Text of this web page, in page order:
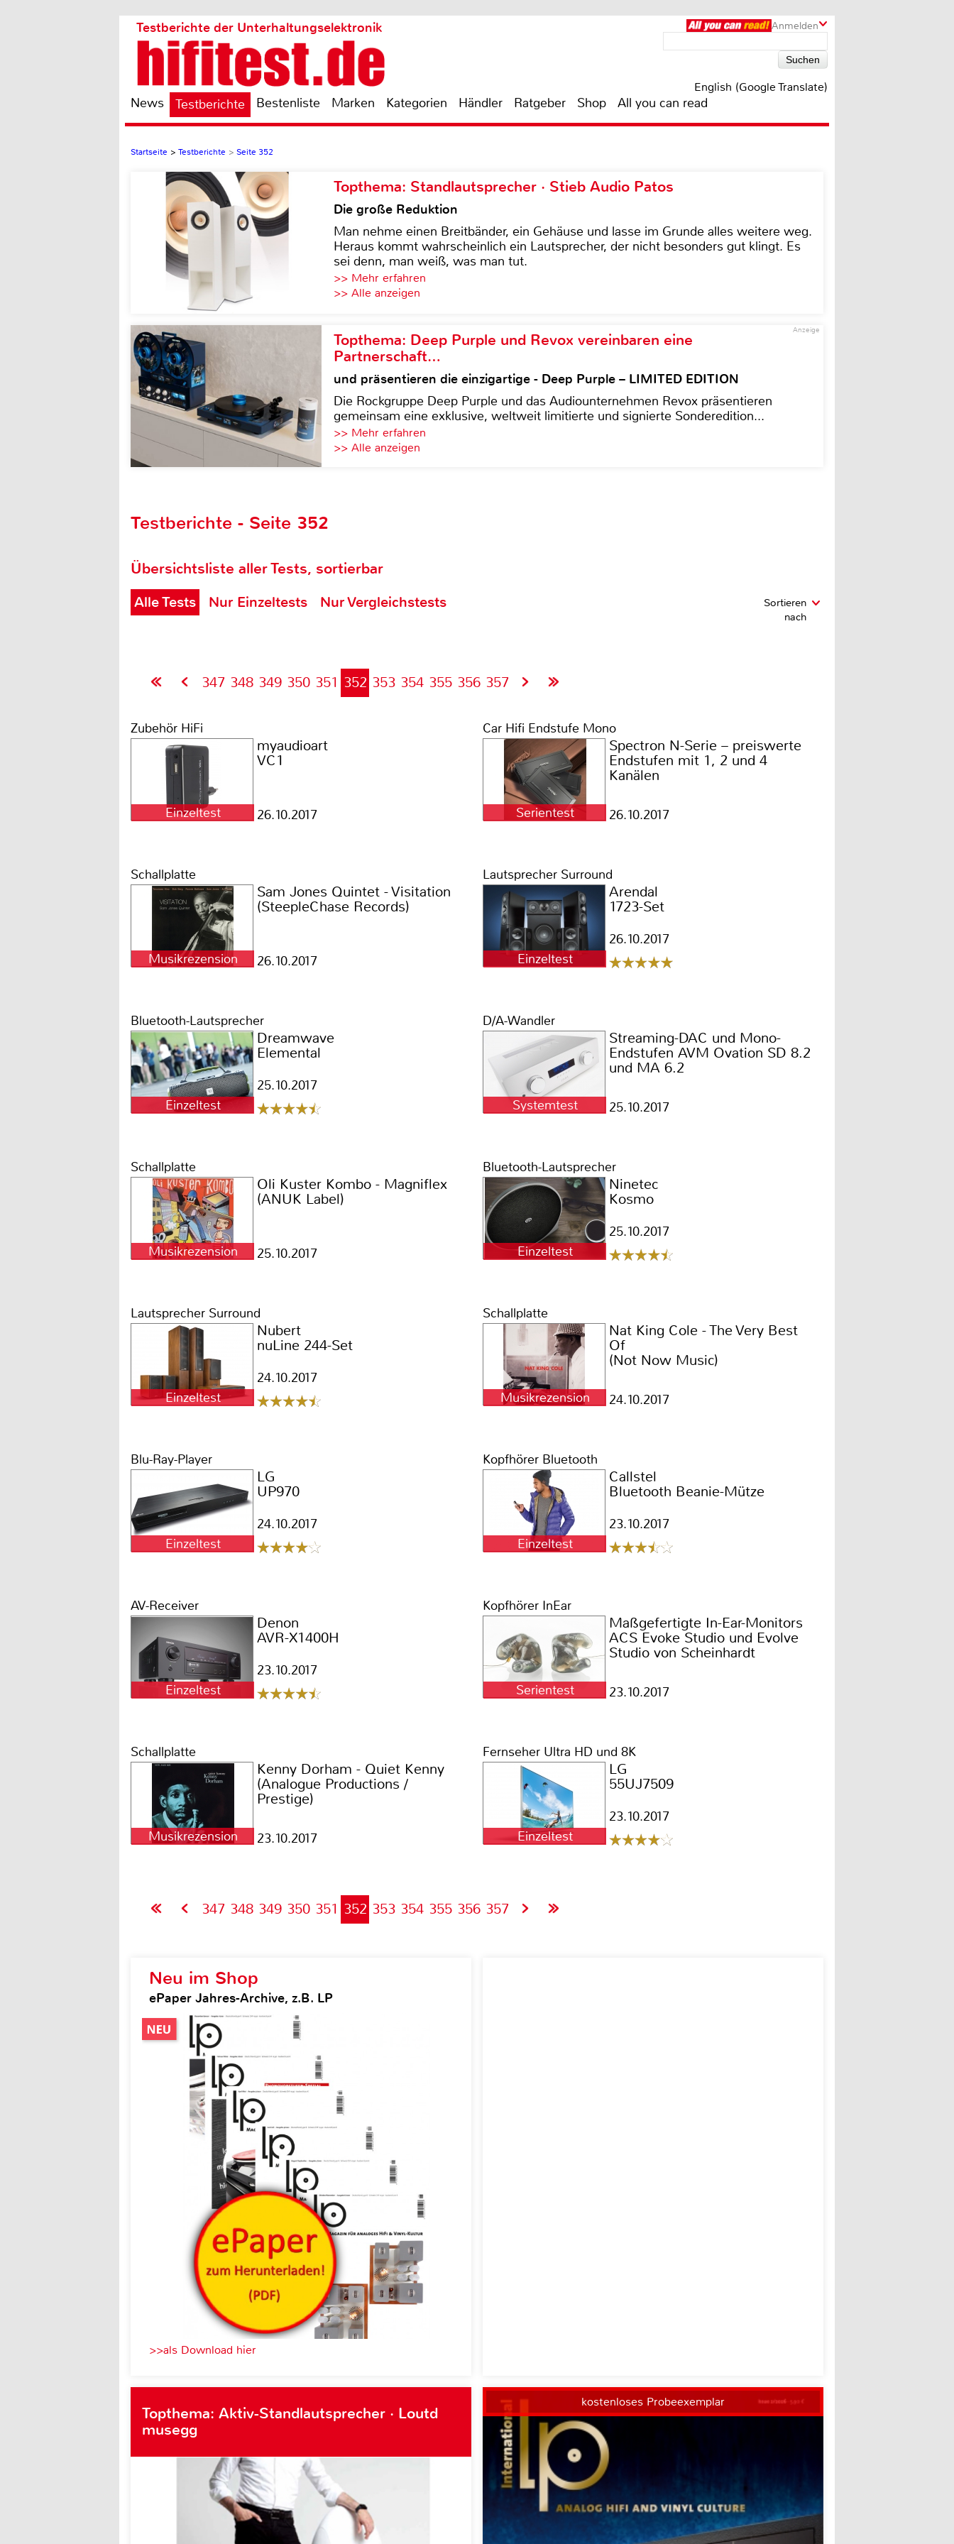
Anmelden
Testberichte der Unterhaltungselektronik
English (Google Translate)
News Testberichte Bestenliste Marken Kategorien Händler Ratgeber Shop All you can read
Startseite > Testberichte > Seite 352
Topthema: Standlautsprecher · Stieb Audio Patos
Die große Reduktion
Man nehme einen Breitbänder, ein Gehäuse und lasse im Grunde alles weitere weg.
Heraus kommt wahrscheinlich ein Lautsprecher, der nicht besonders gut klingt. Es
sei denn, man weiß, was man tut.
>> Mehr erfahren
>> Alle anzeigen
Anzeige
Topthema: Deep Purple und Revox vereinbaren eine
Partnerschaft…
und präsentieren die einzigartige - Deep Purple – LIMITED EDITION
Die Rockgruppe Deep Purple und das Audiounternehmen Revox präsentieren
gemeinsam eine exklusive, weltweit limitierte und signierte Sonderedition...
>> Mehr erfahren
>> Alle anzeigen
Testberichte - Seite 352
Übersichtsliste aller Tests, sortierbar
Alle Tests Nur Einzeltests Nur Vergleichstests
Sortieren
nach
347 348 349 350 351 352 353 354 355 356 357
Zubehör HiFi
Einzeltest
myaudioart
VC1
26.10.2017
Car Hifi Endstufe Mono
Serientest
Spectron N-Serie – preiswerte
Endstufen mit 1, 2 und 4
Kanälen
26.10.2017
Schallplatte
Musikrezension
Sam Jones Quintet - Visitation
(SteepleChase Records)
26.10.2017
Lautsprecher Surround
Einzeltest
Arendal
1723-Set
26.10.2017
Bluetooth-Lautsprecher
Einzeltest
Dreamwave
Elemental
25.10.2017
D/A-Wandler
Systemtest
Streaming-DAC und Mono-
Endstufen AVM Ovation SD 8.2
und MA 6.2
25.10.2017
Schallplatte
Musikrezension
Oli Kuster Kombo - Magniflex
(ANUK Label)
25.10.2017
Bluetooth-Lautsprecher
Einzeltest
Ninetec
Kosmo
25.10.2017
Lautsprecher Surround
Einzeltest
Nubert
nuLine 244-Set
24.10.2017
Schallplatte
Musikrezension
Nat King Cole - The Very Best
Of
(Not Now Music)
24.10.2017
Blu-Ray-Player
Einzeltest
LG
UP970
24.10.2017
Kopfhörer Bluetooth
Einzeltest
Callstel
Bluetooth Beanie-Mütze
23.10.2017
AV-Receiver
Einzeltest
Denon
AVR-X1400H
23.10.2017
Kopfhörer InEar
Serientest
Maßgefertigte In-Ear-Monitors
ACS Evoke Studio und Evolve
Studio von Scheinhardt
23.10.2017
Schallplatte
Musikrezension
Kenny Dorham - Quiet Kenny
(Analogue Productions /
Prestige)
23.10.2017
Fernseher Ultra HD und 8K
Einzeltest
LG
55UJ7509
23.10.2017
347 348 349 350 351 352 353 354 355 356 357
Neu im Shop
ePaper Jahres-Archive, z.B. LP
>>als Download hier
Topthema: Aktiv-Standlautsprecher · Loutd
musegg
kostenloses Probeexemplar